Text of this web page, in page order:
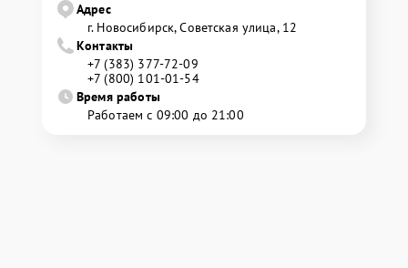
Адрес
г. Новосибирск, Советская улица, 12
Контакты
+7 (383) 377-72-09
+7 (800) 101-01-54
Время работы
Работаем с 09:00 до 21:00